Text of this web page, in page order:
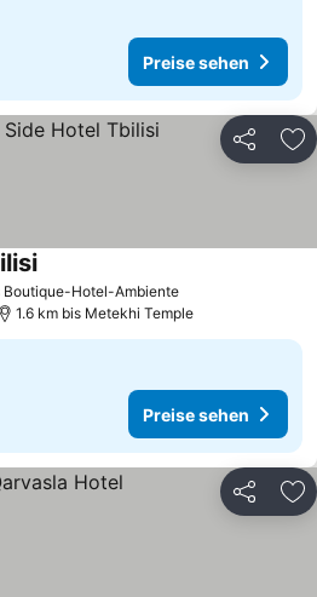
Preise sehen
Teilen
Boutique-Hotel-Ambiente
1.6 km bis Metekhi Temple
Preise sehen
Teilen